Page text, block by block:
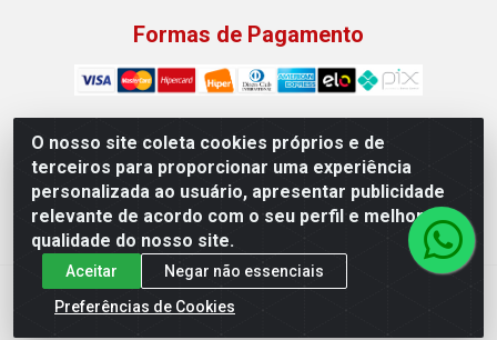
O nosso site coleta cookies próprios e de
terceiros para proporcionar uma experiência
personalizada ao usuário, apresentar publicidade
relevante de acordo com o seu perfil e melhorar a
qualidade do nosso site.
Aceitar
Negar não essenciais
Preferências de Cookies
Formas de Pagamento
Machado Carnes Distribuidora de Alimentos LTDA -
Logradouro: Avenida Candido Aleixo, 148 - Centro - Oeiras/PI
- CEP 64.500-000 - 31.391.008/0001-50